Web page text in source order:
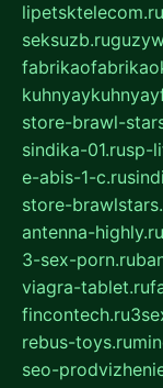
lipetsktelecom.ru
seksuzb.ru
store-brawl-
sindika-01.rusp-
e-abis-1-c.ru
store-
antenna-highly.ru
3-sex-porn.ru
viagra-tablet.ru
fincontech.ru
rebus-toys.ru
seo-